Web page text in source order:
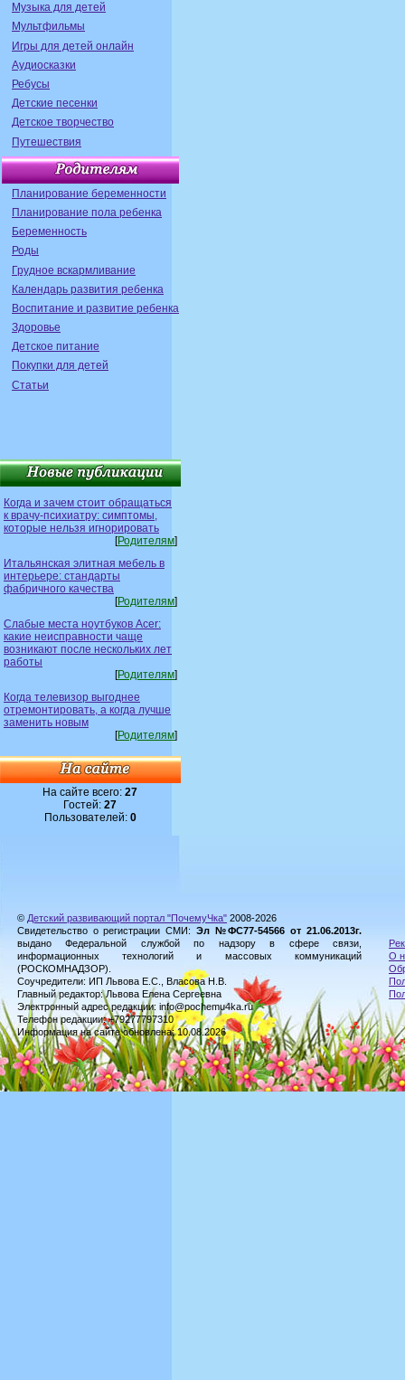
Музыка для детей
Мультфильмы
Игры для детей онлайн
Аудиосказки
Ребусы
Детские песенки
Детское творчество
Путешествия
Планирование беременности
Планирование пола ребенка
Беременность
Роды
Грудное вскармливание
Календарь развития ребенка
Воспитание и развитие ребенка
Здоровье
Детское питание
Покупки для детей
Статьи
Когда и зачем стоит обращаться
к врачу-психиатру: симптомы,
которые нельзя игнорировать
[Родителям]
Итальянская элитная мебель в
интерьере: стандарты
фабричного качества
[Родителям]
Слабые места ноутбуков Acer:
какие неисправности чаще
возникают после нескольких лет
работы
[Родителям]
Когда телевизор выгоднее
отремонтировать, а когда лучше
заменить новым
[Родителям]
На сайте всего:27
Гостей:27
Пользователей: 0
© Детский развивающий портал "ПочемуЧка" 2008-2026
Свидетельство о регистрации СМИ: Эл №ФС77-54566 от 21.06.2013г.
выдано Федеральной службой по надзору в сфере связи,
информационных технологий и массовых коммуникаций
(РОСКОМНАДЗОР).
Соучредители: ИП Львова Е.С., Власова Н.В.
Главный редактор: Львова Елена Сергеевна
Электронный адрес редакции: info@pochemu4ka.ru
Телефон редакции: +79277797310
Информация на сайте обновлена: 10.08.2026
О